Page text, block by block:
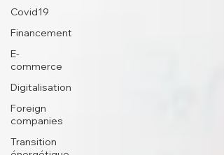
Covid19
Financement
E-
commerce
Digitalisation
Foreign
companies
Transition